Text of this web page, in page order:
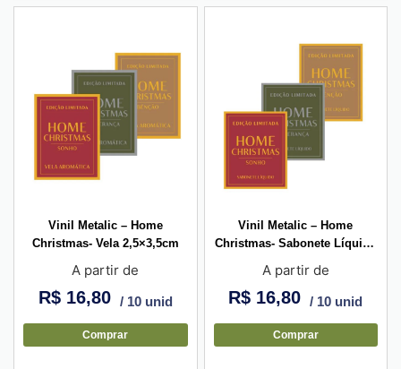
Vinil Metalic – Home
Christmas- Vela 2,5×3,5cm
A partir de
R$16,80 / 10 unid
Comprar
Vinil Metalic – Home
Christmas- Sabonete Líquido
A partir de
R$ 16,80 / 10 unid
Comprar